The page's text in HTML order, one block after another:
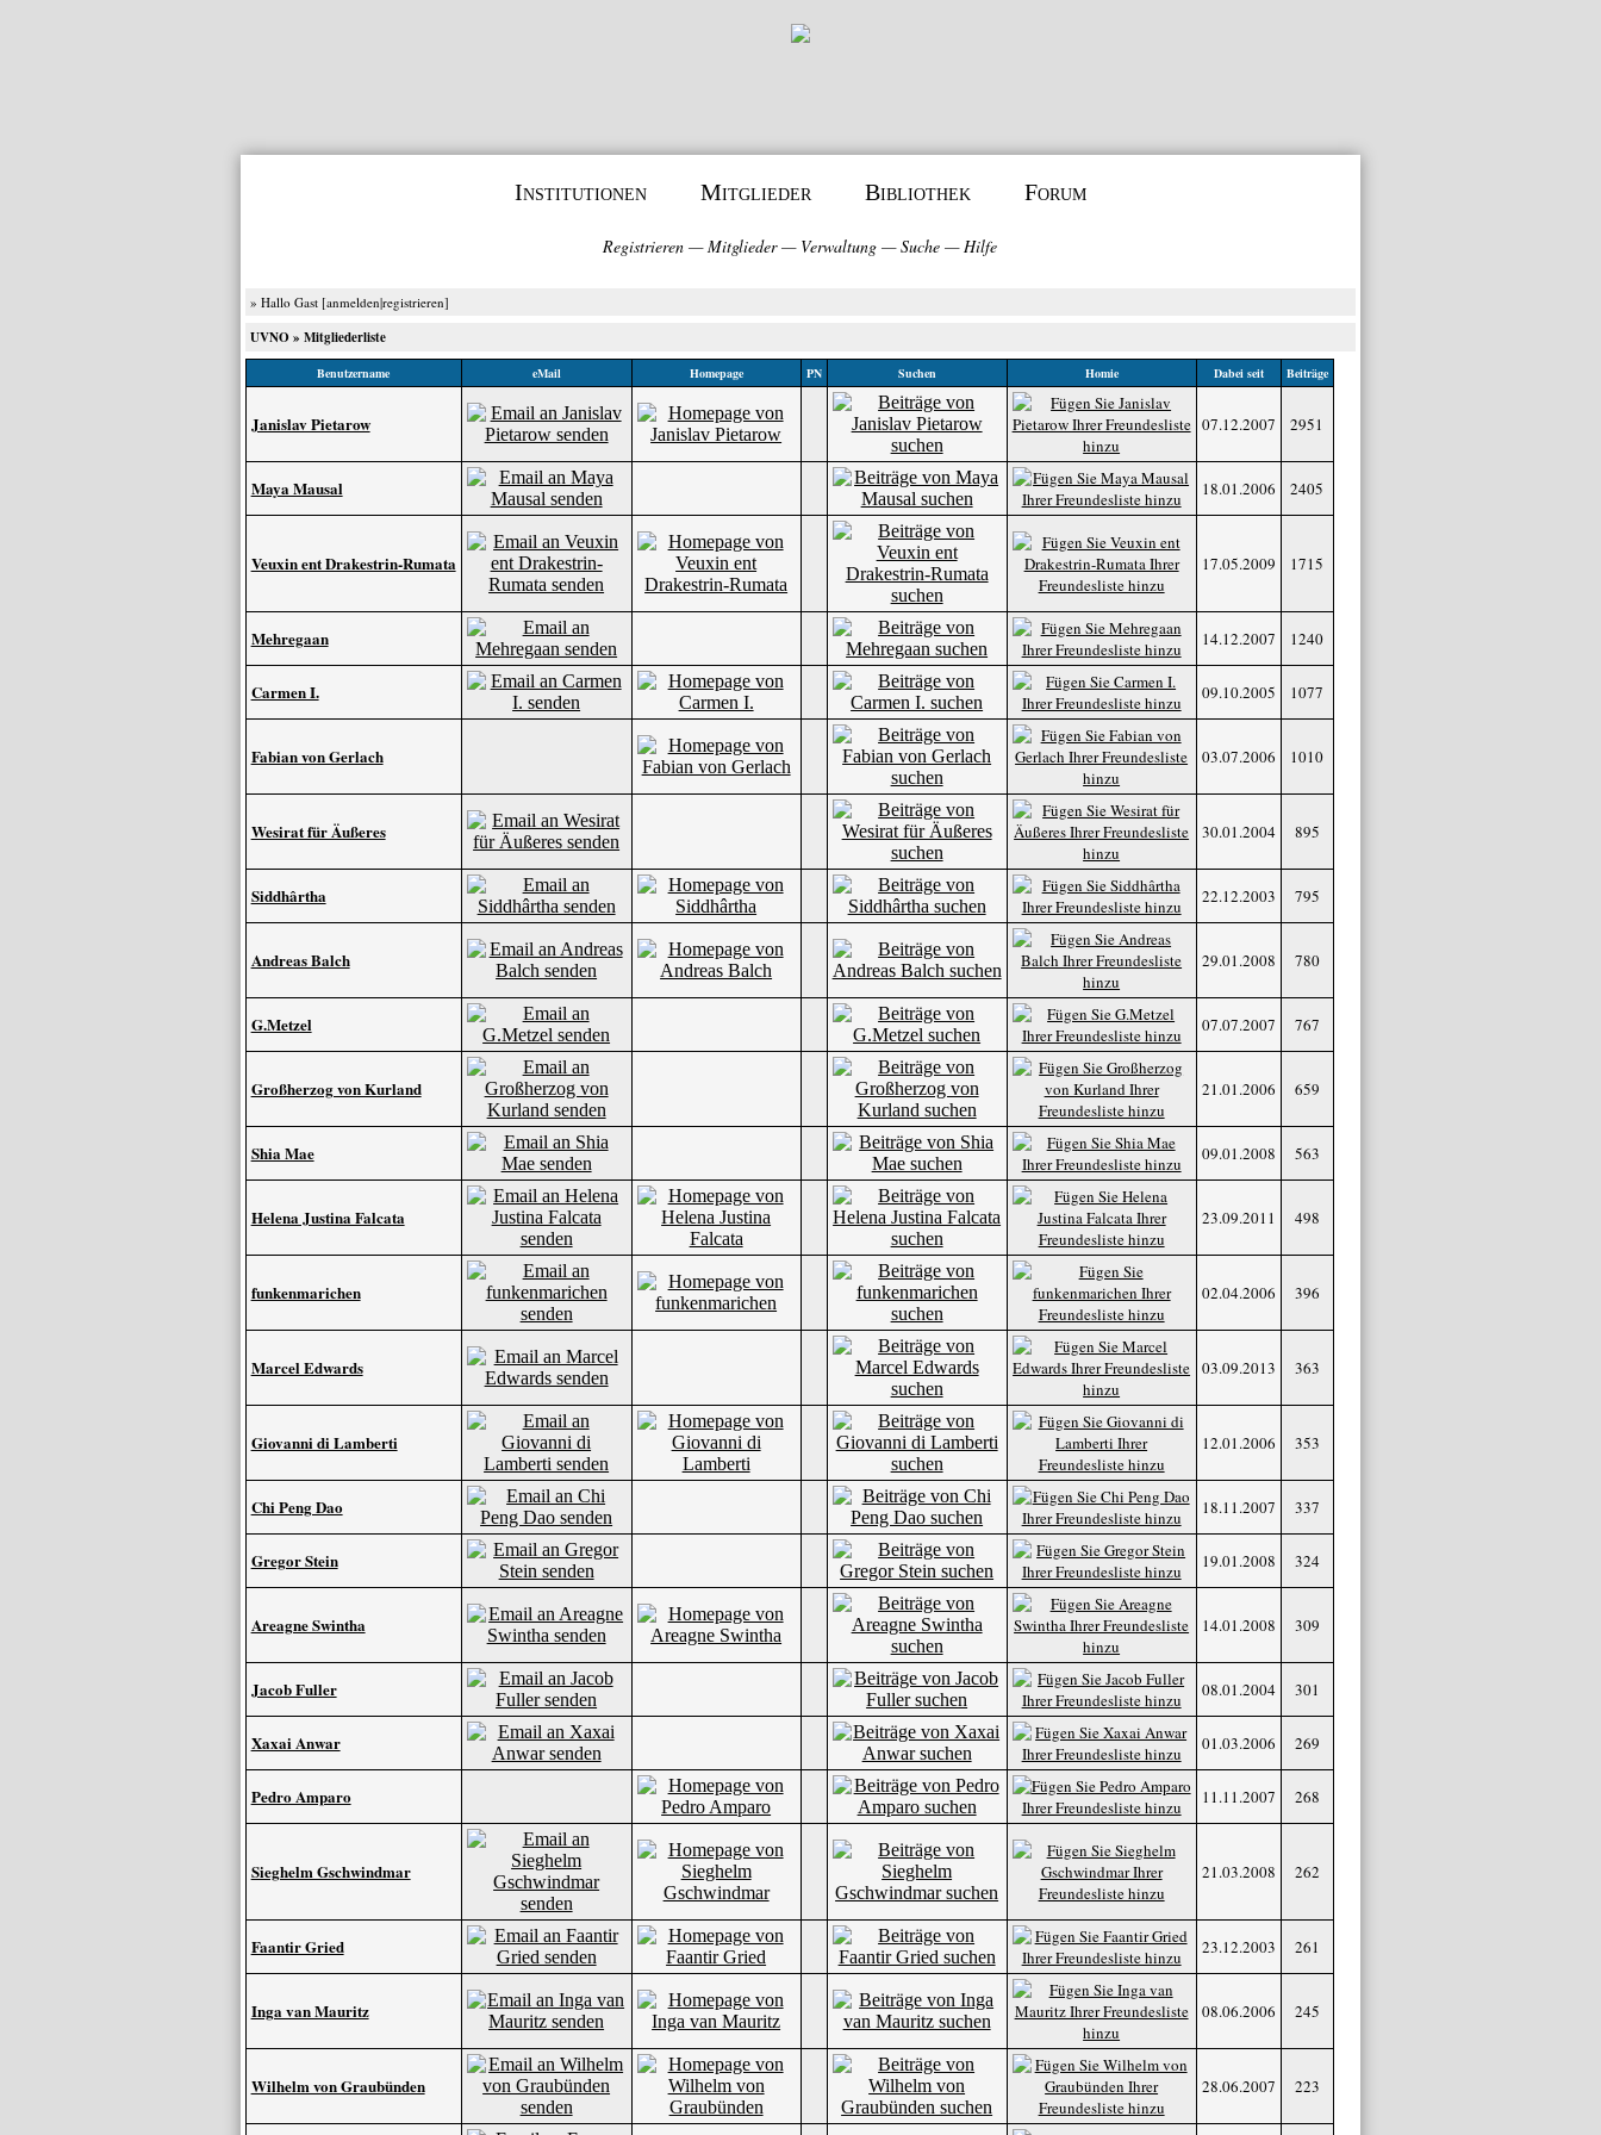
Institutionen Mitglieder Bibliothek Forum
Registrieren —Mitglieder— Verwaltung —Suche —Hilfe
» Hallo Gast [anmelden|registrieren]
UVNO » Mitgliederliste
Benutzername eMail Homepage PN Suchen Homie Dabei seit Beiträge
Janislav Pietarow 07.12.2007 2951
Maya Mausal 18.01.2006 2405
Veuxin ent Drakestrin-Rumata 17.05.2009 1715
Mehregaan 14.12.2007 1240
Carmen I. 09.10.2005 1077
Fabian von Gerlach 03.07.2006 1010
Wesirat für Äußeres 30.01.2004 895
Siddhârtha 22.12.2003 795
Andreas Balch 29.01.2008 780
G.Metzel 07.07.2007 767
Großherzog von Kurland 21.01.2006 659
Shia Mae 09.01.2008 563
Helena Justina Falcata 23.09.2011 498
funkenmarichen 02.04.2006 396
Marcel Edwards 03.09.2013 363
Giovanni di Lamberti 12.01.2006 353
Chi Peng Dao 18.11.2007 337
Gregor Stein 19.01.2008 324
Areagne Swintha 14.01.2008 309
Jacob Fuller 08.01.2004 301
Xaxai Anwar 01.03.2006 269
Pedro Amparo 11.11.2007 268
Sieghelm Gschwindmar 21.03.2008 262
Faantir Gried 23.12.2003 261
Inga van Mauritz 08.06.2006 245
Wilhelm von Graubünden 28.06.2007 223